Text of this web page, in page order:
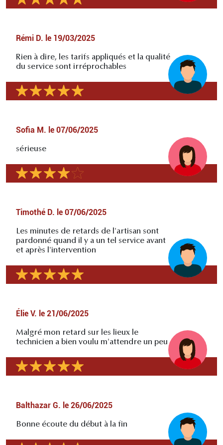
Rémi D. le 19/03/2025
Rien à dire, les tarifs appliqués et la qualité
du service sont irréprochables
Sofia M. le 07/06/2025
sérieuse
Timothé D. le 07/06/2025
Les minutes de retards de l'artisan sont
pardonné quand il y a un tel service avant
et après l'intervention
Élie V. le 21/06/2025
Malgré mon retard sur les lieux le
technicien a bien voulu m'attendre un peu
Balthazar G. le 26/06/2025
Bonne écoute du début à la fin